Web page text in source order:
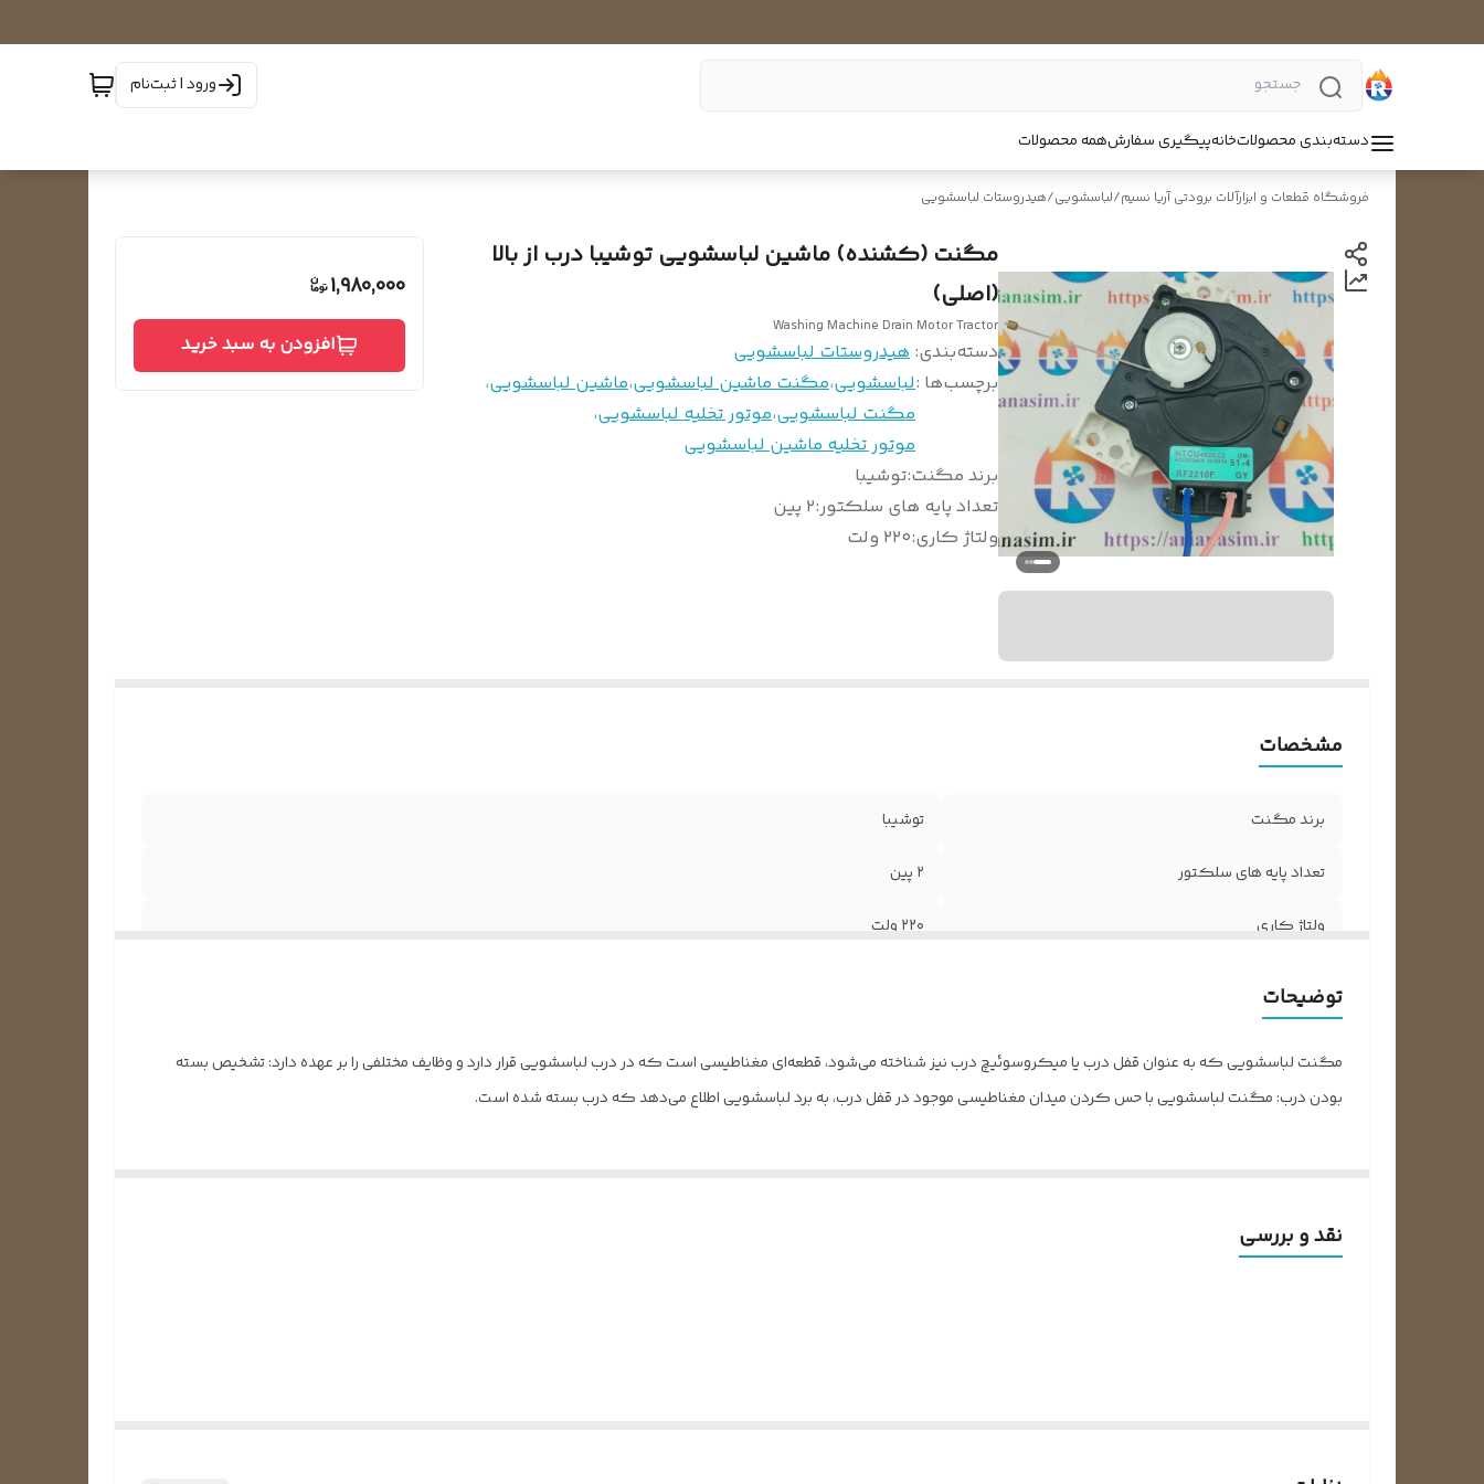
ورود | ثبت‌نام
دسته‌بندی محصولاتخانهپیگیری سفارشهمه محصولات
فروشگاه قطعات و ابزارآلات برودتی آریا نسیم/لباسشویی/هیدروستات لباسشویی
مگنت (کشنده) ماشین لباسشویی توشیبا درب از بالا
(اصلی)
Washing Machine Drain Motor Tractor
دسته‌بندی: هیدروستات لباسشویی
برچسب‌ها :لباسشویی،مگنت ماشین لباسشویی،ماشین لباسشویی،
مگنت لباسشویی،موتور تخلیه لباسشویی،
موتور تخلیه ماشین لباسشویی
برند مگنت:توشیبا
تعداد پایه های سلکتور:۲ پین
ولتاژ کاری:۲۲۰ ولت
1,980,000
افزودن به سبد خرید
مشخصات
برند مگنت توشیبا
تعداد پایه های سلکتور ۲ پین
ولتاژ کاری ۲۲۰ ولت
توضیحات
مگنت لباسشویی که به عنوان قفل درب یا میکروسوئیچ درب نیز شناخته می‌شود، قطعه‌ای مغناطیسی است که در درب لباسشویی قرار دارد و وظایف مختلفی را بر عهده دارد: تشخیص بسته
بودن درب: مگنت لباسشویی با حس کردن میدان مغناطیسی موجود در قفل درب، به برد لباسشویی اطلاع می‌دهد که درب بسته شده است.
نقد و بررسی